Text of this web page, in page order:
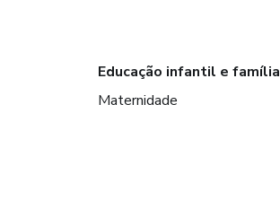
Educação infantil e família
Maternidade